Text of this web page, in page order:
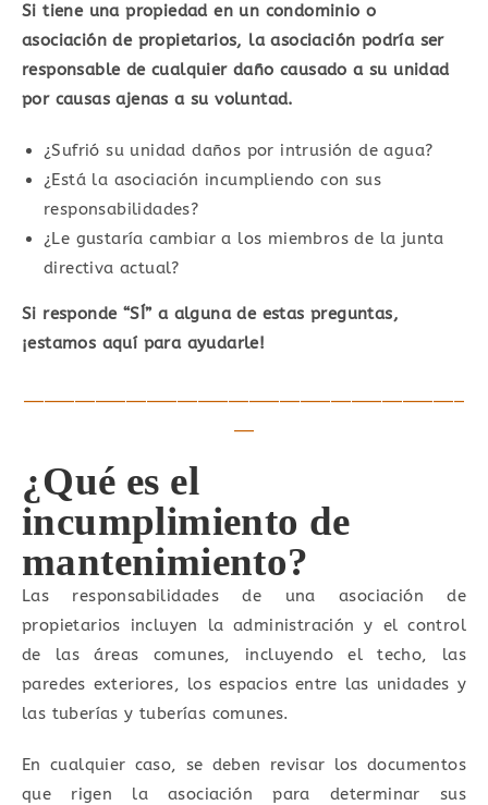
Si tiene una propiedad en un condominio o
asociación de propietarios, la asociación podría ser
responsable de cualquier daño causado a su unidad
por causas ajenas a su voluntad.
¿Sufrió su unidad daños por intrusión de agua?
¿Está la asociación incumpliendo con sus
responsabilidades?
¿Le gustaría cambiar a los miembros de la junta
directiva actual?
Si responde “SÍ” a alguna de estas preguntas,
¡estamos aquí para ayudarle!
¿Qué es el
incumplimiento de
mantenimiento?
Las responsabilidades de una asociación de
propietarios incluyen la administración y el control
de las áreas comunes, incluyendo el techo, las
paredes exteriores, los espacios entre las unidades y
las tuberías y tuberías comunes.
En cualquier caso, se deben revisar los documentos
que rigen la asociación para determinar sus